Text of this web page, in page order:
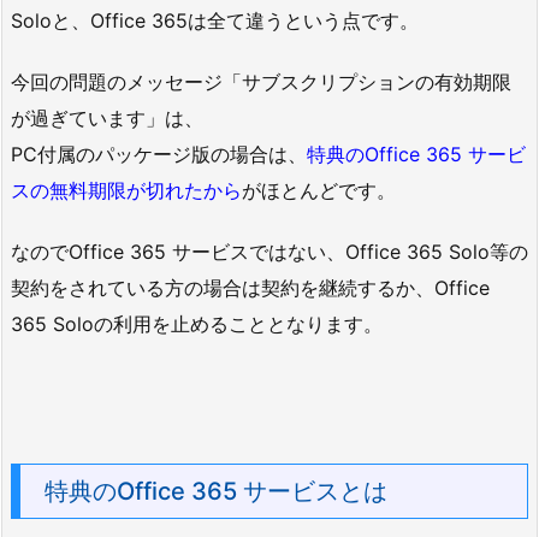
Soloと、Office 365は全て違うという点です。
今回の問題のメッセージ「サブスクリプションの有効期限
が過ぎています」は、
PC付属のパッケージ版の場合は、 特典のOffice 365 サービ
スの無料期限が切れたからがほとんどです。
なのでOffice 365 サービスではない、Office 365 Solo等の
契約をされている方の場合は契約を継続するか、Office
365 Soloの利用を止めることとなります。
特典のOffice 365 サービスとは